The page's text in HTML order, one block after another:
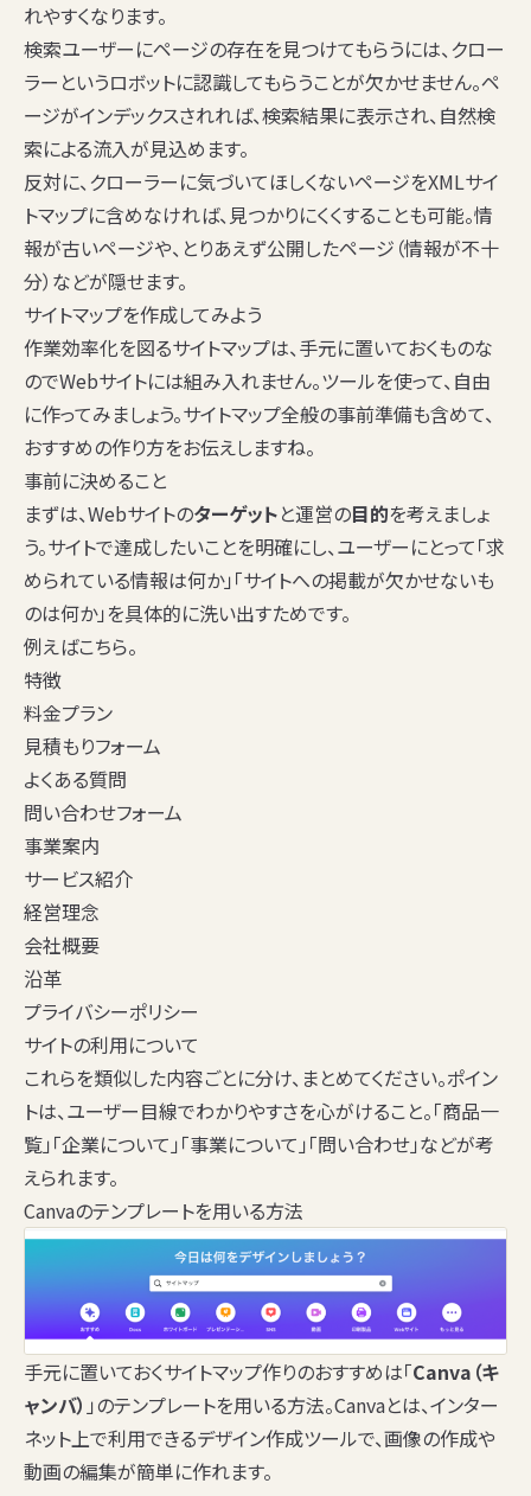
れやすくなります。
検索ユーザーにページの存在を見つけてもらうには、クロー
ラーというロボットに認識してもらうことが欠かせません。ペ
ージがインデックスされれば、検索結果に表示され、自然検
索による流入が見込めます。
反対に、クローラーに気づいてほしくないページをXMLサイ
トマップに含めなければ、見つかりにくくすることも可能。情
報が古いページや、とりあえず公開したページ（情報が不十
分）などが隠せます。
サイトマップを作成してみよう
作業効率化を図るサイトマップは、手元に置いておくものな
のでWebサイトには組み入れません。ツールを使って、自由
に作ってみましょう。サイトマップ全般の事前準備も含めて、
おすすめの作り方をお伝えしますね。
事前に決めること
まずは、Webサイトのターゲットと運営の目的を考えましょ
う。サイトで達成したいことを明確にし、ユーザーにとって「求
められている情報は何か」「サイトへの掲載が欠かせないも
のは何か」を具体的に洗い出すためです。
例えばこちら。
特徴
料金プラン
見積もりフォーム
よくある質問
問い合わせフォーム
事業案内
サービス紹介
経営理念
会社概要
沿革
プライバシーポリシー
サイトの利用について
これらを類似した内容ごとに分け、まとめてください。ポイン
トは、ユーザー目線でわかりやすさを心がけること。「商品一
覧」「企業について」「事業について」「問い合わせ」などが考
えられます。
Canvaのテンプレートを用いる方法
手元に置いておくサイトマップ作りのおすすめは「Canva（キ
ャンバ） 」のテンプレートを用いる方法。Canvaとは、インター
ネット上で利用できるデザイン作成ツールで、画像の作成や
動画の編集が簡単に作れます。